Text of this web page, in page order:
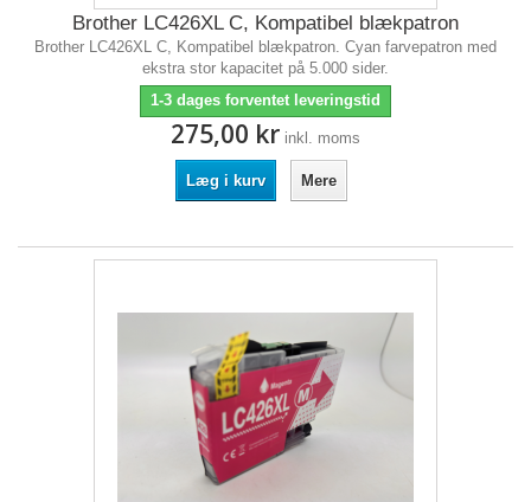
Brother LC426XL C, Kompatibel blækpatron
Brother LC426XL C, Kompatibel blækpatron. Cyan farvepatron med
ekstra stor kapacitet på 5.000 sider.
1-3 dages forventet leveringstid
275,00 kr inkl. moms
Læg i kurv Mere